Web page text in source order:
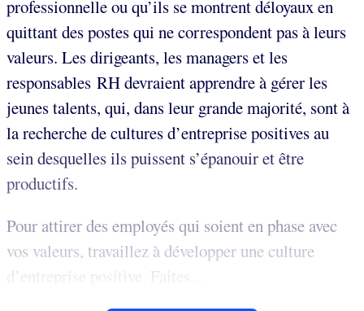
professionnelle ou qu’ils se montrent déloyaux en
quittant des postes qui ne correspondent pas à leurs
valeurs. Les dirigeants, les managers et les
responsables RH devraient apprendre à gérer les
jeunes talents, qui, dans leur grande majorité, sont à
la recherche de cultures d’entreprise positives au
sein desquelles ils puissent s’épanouir et être
productifs.
Pour attirer des employés qui soient en phase avec
vos valeurs, travaillez à développer une culture
d’entreprise positive. Faites...